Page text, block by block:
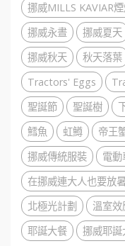
挪威MILLS KAVIAR
挪威永晝
挪威夏天
挪威秋天
秋天落葉
Tractors' Eggs
聖誕節
聖誕樹
鱈魚
虹鱒 帝王
挪威傳統服裝
電動
在挪威連大人也要放
北極光計劃
溫室效
耶誕大餐
挪威耶誕